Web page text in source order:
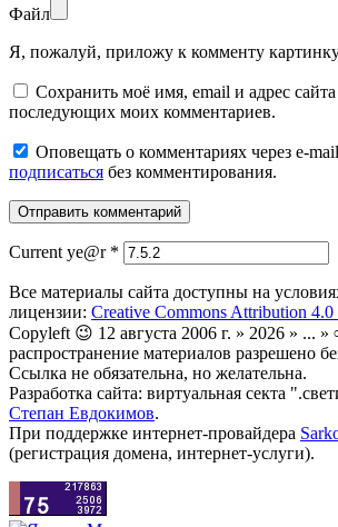
Файл
Я, пожалуй, приложу к комменту
Сохранить моё имя, email и адрес сайта
последующих моих комментариев.
Оповещать о комментариях через e-
подписаться без комментирования.
Current ye@r *
Все материалы сайта доступны на
лицензии: Creative Commons Attribution 4.0
Copyleft 😉 12 августа 2006 г. » 2026 » ...
распространение материалов разрешено
Ссылка не обязательна, но желательна.
Разработка сайта: виртуальная секта
Степан Евдокимов.
При поддержке интернет-провайдера
(регистрация домена, интернет-услуги).